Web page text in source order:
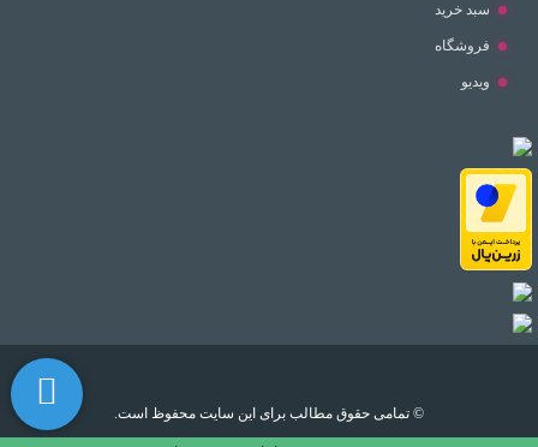
سبد خرید
فروشگاه
ویدیو
© تمامی حقوق مطالب برای این سایت محفوظ است.